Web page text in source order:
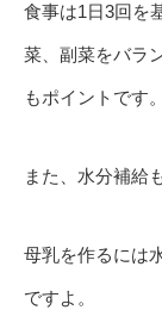
食事は1日3回を
菜、副菜をバラ
もポイントです。
また、水分補給
母乳を作るには
ですよ。